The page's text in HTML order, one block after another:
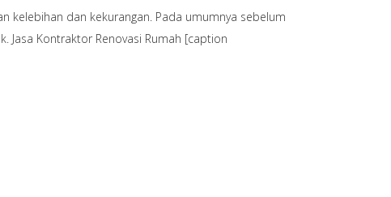
kelebihan dan kekurangan. Pada umumnya sebelum
Jasa Kontraktor Renovasi Rumah [caption